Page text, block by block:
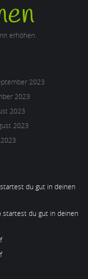
erhöhen.
2023
2023
2023
2023
du gut in deinen
du gut in deinen